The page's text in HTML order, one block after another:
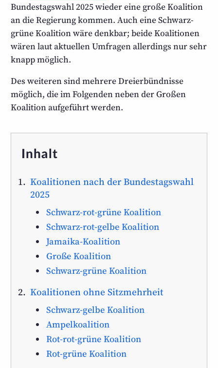
Bundestags­wahl 2025 wieder eine große Koalition
an die Regierung kommen. Auch eine Schwarz-
grüne Koalition wäre denkbar; beide Koalitionen
wären laut aktuellen Umfragen allerdings nur sehr
knapp möglich.
Des weiteren sind mehrere Dreier­bündnisse
möglich, die im Folgenden neben der Großen
Koalition aufgeführt werden.
Inhalt
Koalitionen nach der Bundestagswahl
2025
Schwarz-rot-grüne Koalition
Schwarz-rot-gelbe Koalition
Jamaika-Koalition
Große Koalition
Schwarz-grüne Koalition
Koalitionen ohne Sitzmehrheit
Schwarz-gelbe Koalition
Ampelkoalition
Rot-rot-grüne Koalition
Rot-grüne Koalition